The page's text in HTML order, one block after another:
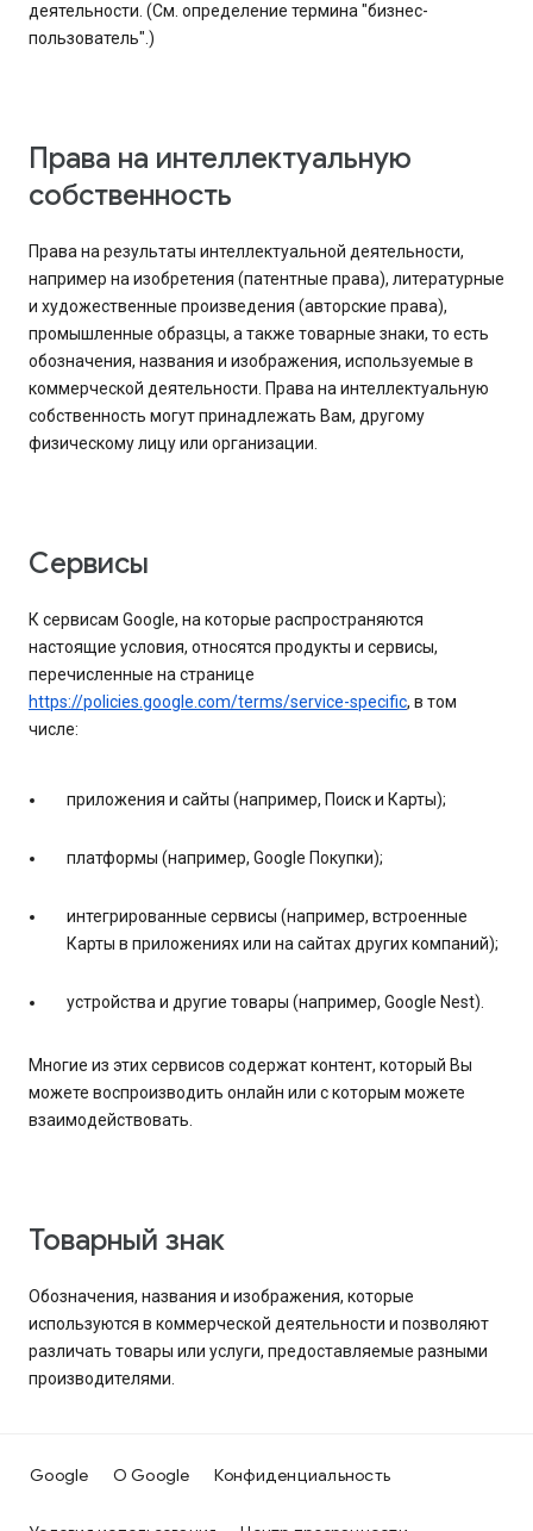
деятельности. (См. определение термина "бизнес-
пользователь".)
Права на интеллектуальную
собственность
Права на результаты интеллектуальной деятельности,
например на изобретения (патентные права), литературные
и художественные произведения (авторские права),
промышленные образцы, а также товарные знаки, то есть
обозначения, названия и изображения, используемые в
коммерческой деятельности. Права на интеллектуальную
собственность могут принадлежать Вам, другому
физическому лицу или организации.
Сервисы
К сервисам Google, на которые распространяются
настоящие условия, относятся продукты и сервисы,
перечисленные на странице
https://policies.google.com/terms/service-specific, в том
числе:
приложения и сайты (например, Поиск и Карты);
платформы (например, Google Покупки);
интегрированные сервисы (например, встроенные
Карты в приложениях или на сайтах других компаний);
устройства и другие товары (например, Google Nest).
Многие из этих сервисов содержат контент, который Вы
можете воспроизводить онлайн или с которым можете
взаимодействовать.
Товарный знак
Обозначения, названия и изображения, которые
используются в коммерческой деятельности и позволяют
различать товары или услуги, предоставляемые разными
производителями.
Google О Google Конфиденциальность